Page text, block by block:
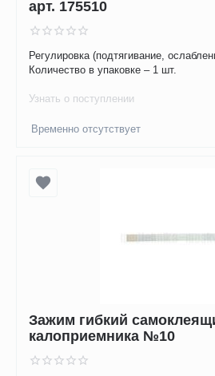
арт. 175510
Регулировка (подтягивание,
Количество в упаковке – 1 шт.
Узнать о поступлении
Временно отсутствует
Зажим гибкий
калоприемника №10